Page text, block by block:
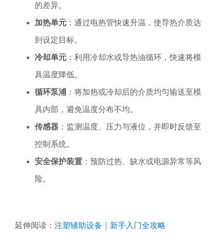
的差异。
加热单元 ：通过电热管快速升温，使导热介质达
到设定目标。
冷却单元 ：利用冷却水或导热油循环，快速将模
具温度降低。
循环泵浦 ：将加热或冷却后的介质均匀输送至模
具内部，避免温度分布不均。
传感器 ：监测温度、压力与液位，并即时反馈至
控制系统。
安全保护装置 ：预防过热、缺水或电源异常等风
险。
延伸阅读： 注塑辅助设备｜新手入门全攻略